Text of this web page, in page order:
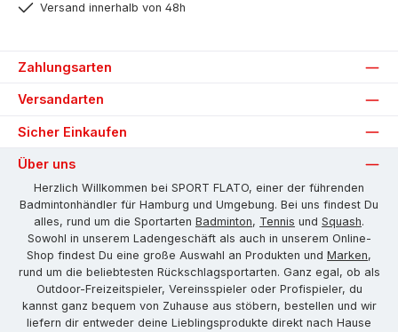
Versand innerhalb von 48h
Zahlungsarten
Versandarten
Sicher Einkaufen
Über uns
Herzlich Willkommen bei SPORT FLATO, einer der führenden
Badmintonhändler für Hamburg und Umgebung. Bei uns findest Du
alles, rund um die Sportarten Badminton, Tennis und Squash.
Sowohl in unserem Ladengeschäft als auch in unserem Online-
Shop findest Du eine große Auswahl an Produkten und Marken,
rund um die beliebtesten Rückschlagsportarten. Ganz egal, ob als
Outdoor-Freizeitspieler, Vereinsspieler oder Profispieler, du
kannst ganz bequem von Zuhause aus stöbern, bestellen und wir
liefern dir entweder deine Lieblingsprodukte direkt nach Hause